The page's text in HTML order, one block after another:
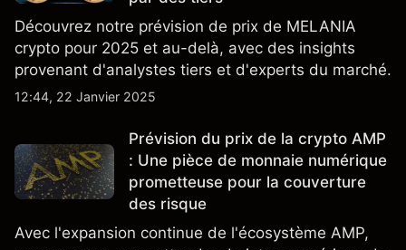
Découvrez notre prévision de prix de MELANIA
crypto pour 2025 et au-delà, avec des insights
provenant d'analystes tiers et d'experts du marché.
12:44, 22 Janvier 2025
Prévision du prix de la crypto AMP
: Une pièce de monnaie numérique
prometteuse pour la couverture
des risque
Avec l'expansion continue de l'écosystème AMP,